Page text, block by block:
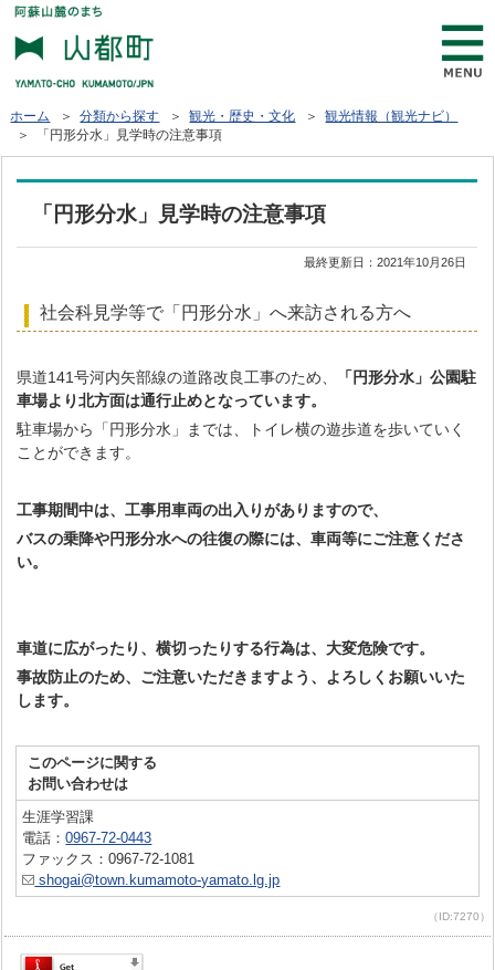
ホーム ＞分類から探す ＞観光・歴史・文化 ＞観光情報（観光ナビ）
＞ 「円形分水」見学時の注意事項
「円形分水」見学時の注意事項
最終更新日：2021年10月26日
社会科見学等で「円形分水」へ来訪される方へ
県道141号河内矢部線の道路改良工事のため、
「円形分水」公園駐
車場より北方面は通行止めとなっています。
駐車場から「円形分水」までは、トイレ横の遊歩道を歩いていく
ことができます。
工事期間中は、工事用車両の出入りがありますので、
バスの乗降や円形分水への往復の際には、車両等にご注意くださ
い。
車道に広がったり、横切ったりする行為は、大変危険です。
事故防止のため、ご注意いただきますよう、よろしくお願いいた
します。
このページに関する
お問い合わせは
生涯学習課
電話：0967-72-0443
ファックス：0967-72-1081
shogai@town.kumamoto-yamato.lg.jp
（ID:7270）